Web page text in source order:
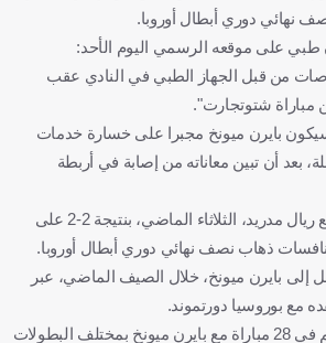
نهائي دوري أبطال أوروبا.
طبي على موقعه الرسمي اليوم الأحد:
من قبل الجهاز الطبي في النادي عقب
بايرن ميونخ مجبرا على خسارة خدمات
بعد أن تبين معاناته من إصابة في أربطة
وكان بايرن ميونخ، تعادل مع ريال مدريد، الثلاثاء الماضي، بنتيجة 2-2 على
ذهاب نصف نهائي دوري أبطال أوروبا.
إلى بايرن ميونخ، خلال الصيف الماضي، عبر
مع بوروسيا دورتموند.
وشارك جيريرو هذا الموسم في 28 مباراة مع بايرن ميونخ بمختلف البطولات